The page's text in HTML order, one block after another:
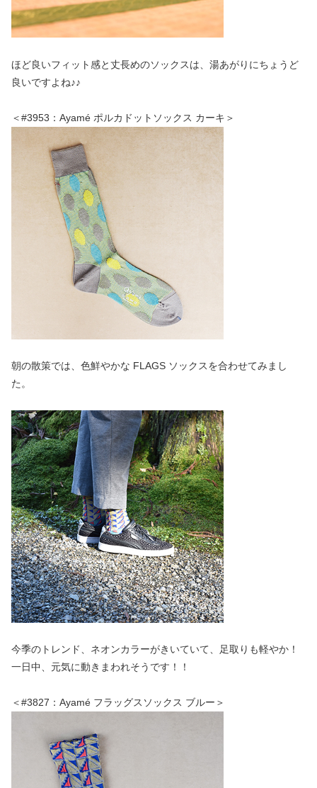
ほど良いフィット感と丈長めのソックスは、湯あがりにちょうど
良いですよね♪♪
＜#3953：Ayamé ポルカドットソックス カーキ＞
朝の散策では、色鮮やかな FLAGS ソックスを合わせてみまし
た。
今季のトレンド、ネオンカラーがきいていて、足取りも軽やか！
一日中、元気に動きまわれそうです！！
＜#3827：Ayamé フラッグスソックス ブルー＞